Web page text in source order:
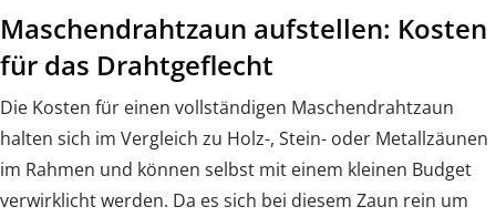
Maschendrahtzaun aufstellen: Kosten
für das Drahtgeflecht
Die Kosten für einen vollständigen Maschendrahtzaun
halten sich im Vergleich zu Holz-, Stein- oder Metallzäunen
im Rahmen und können selbst mit einem kleinen Budget
verwirklicht werden. Da es sich bei diesem Zaun rein um